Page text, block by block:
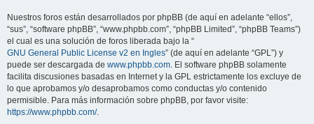
Nuestros foros están desarrollados por phpBB (de aquí en adelante “ellos”,
“sus”, “software phpBB”, “www.phpbb.com”, “phpBB Limited”, “phpBB Teams”)
el cual es una solución de foros liberada bajo la “
GNU General Public License v2 en Ingles” (de aquí en adelante “GPL”) y
puede ser descargada de www.phpbb.com. El software phpBB solamente
facilita discusiones basadas en Internet y la GPL estrictamente los excluye de
lo que aprobamos y/o desaprobamos como conductas y/o contenido
permisible. Para más información sobre phpBB, por favor visite:
https://www.phpbb.com/.